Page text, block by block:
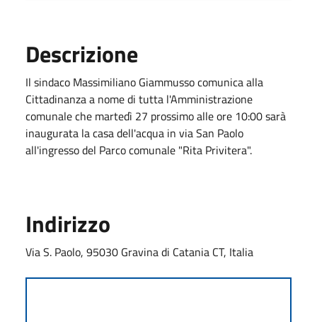
Descrizione
Il sindaco Massimiliano Giammusso comunica alla
Cittadinanza a nome di tutta l'Amministrazione
comunale che martedì 27 prossimo alle ore 10:00 sarà
inaugurata la casa dell'acqua in via San Paolo
all'ingresso del Parco comunale "Rita Privitera".
Indirizzo
Via S. Paolo, 95030 Gravina di Catania CT, Italia